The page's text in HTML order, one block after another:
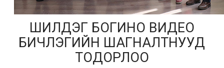
ШИЛДЭГ БОГИНО ВИДЕО
БИЧЛЭГИЙН ШАГНАЛТНУУД
ТОДОРЛОО